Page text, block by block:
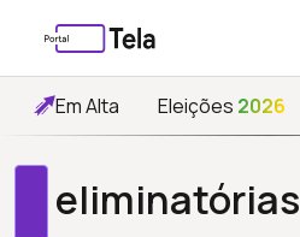
Em Alta Eleições 2026
eliminatórias